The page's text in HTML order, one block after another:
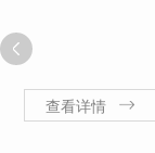
查看详情